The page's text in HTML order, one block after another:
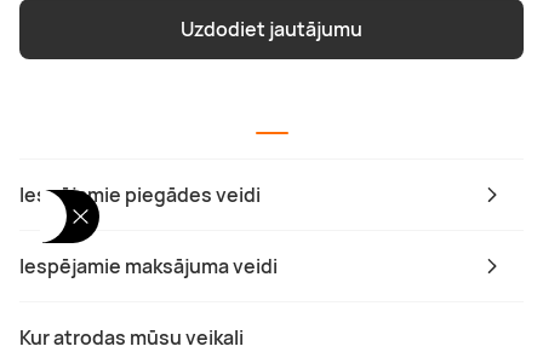
Iespējamie piegādes veidi
Iespējamie maksājuma veidi
Kur atrodas mūsu veikali
Uzdodiet jautājumu